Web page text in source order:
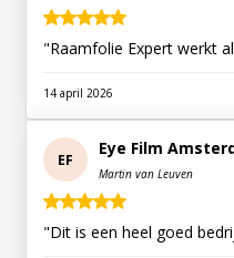
"Raamfolie Expert werkt
14 april 2026
EF
Eye Film
Martin van Leuven
"Dit is een heel goed